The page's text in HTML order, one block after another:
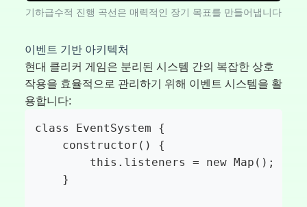
기하급수적 진행 곡선은 매력적인 장기 목표를 만들어냅니다
이벤트 기반 아키텍처
현대 클리커 게임은 분리된 시스템 간의 복잡한 상호
작용을 효율적으로 관리하기 위해 이벤트 시스템을 활
용합니다:
class EventSystem {
    constructor() {
        this.listeners = new Map();
    }